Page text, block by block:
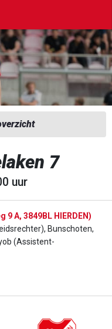
7
uur
9 A, 3849BL HIERDEN)
Bunschoten,
(Assistent-